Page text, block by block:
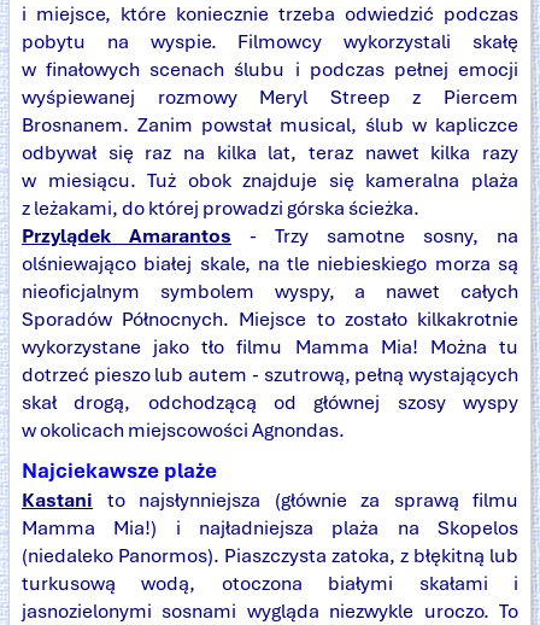
i miejsce, które koniecznie trzeba odwiedzić podczas
pobytu na wyspie. Filmowcy wykorzystali skałę
w finałowych scenach ślubu i podczas pełnej emocji
wyśpiewanej rozmowy Meryl Streep z Piercem
Brosnanem. Zanim powstał musical, ślub w kapliczce
odbywał się raz na kilka lat, teraz nawet kilka razy
w miesiącu. Tuż obok znajduje się kameralna plaża
z leżakami, do której prowadzi górska ścieżka.
Przylądek Amarantos - Trzy samotne sosny, na
olśniewająco białej skale, na tle niebieskiego morza są
nieoficjalnym symbolem wyspy, a nawet całych
Sporadów Północnych. Miejsce to zostało kilkakrotnie
wykorzystane jako tło filmu Mamma Mia! Można tu
dotrzeć pieszo lub autem - szutrową, pełną wystających
skał drogą, odchodzącą od głównej szosy wyspy
w okolicach miejscowości Agnondas.
Najciekawsze plaże
Kastani to najsłynniejsza (głównie za sprawą filmu
Mamma Mia!) i najładniejsza plaża na Skopelos
(niedaleko Panormos). Piaszczysta zatoka, z błękitną lub
turkusową wodą, otoczona białymi skałami i
jasnozielonymi sosnami wygląda niezwykle uroczo. To